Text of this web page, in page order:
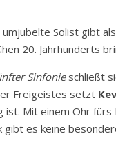
Solist gibt
20. Jahrhunderts
Sinfonieschließt
Freigeistes setzt
ist. Mit einem Ohr
es keine